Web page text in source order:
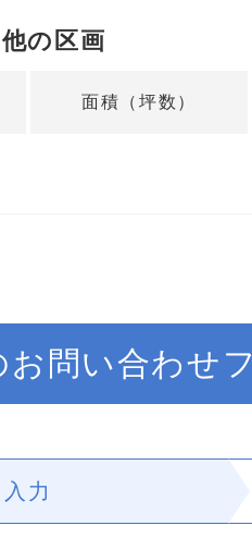
の区画
面積（坪数）
お問い合わせ
入力